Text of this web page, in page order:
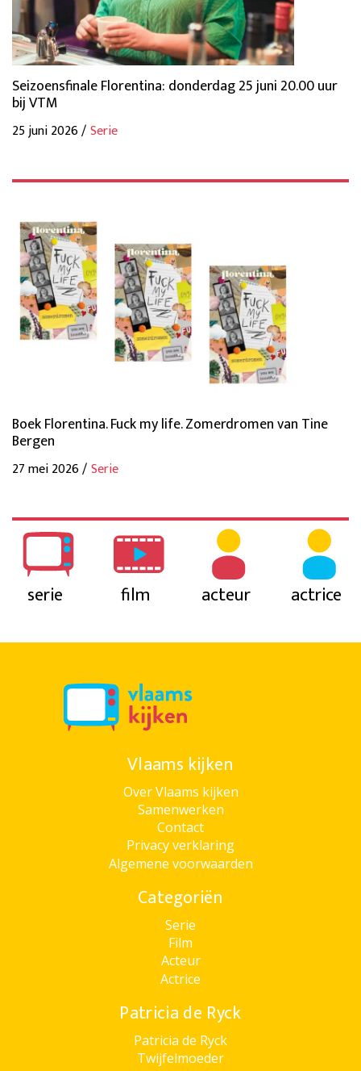
Seizoensfinale Florentina: donderdag 25 juni 20.00 uur
bij VTM
25 juni 2026 /Serie
Boek Florentina. Fuck my life. Zomerdromen van Tine
Bergen
27 mei 2026 /Serie
serie film acteur actrice
Vlaams kijken
Over Vlaams kijken
Samenwerken
Contact
Privacy verklaring
Algemene voorwaarden
Categoriën
Serie
Film
Acteur
Actrice
Patricia de Ryck
Patricia de Ryck
Twijfelmoeder